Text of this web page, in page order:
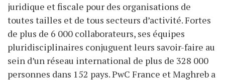
juridique et fiscale pour des organisations de
toutes tailles et de tous secteurs d’activité. Fortes
de plus de 6 000 collaborateurs, ses équipes
pluridisciplinaires conjuguent leurs savoir-faire au
sein d’un réseau international de plus de 328 000
personnes dans 152 pays. PwC France et Maghreb a